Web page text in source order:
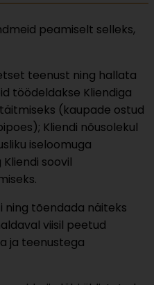
peamiselt selleks,
teenust ning hallata
töödeldakse Kliendiga
(kaupade ostud
Kliendi nõusolekul
iseloomuga
soovil
ning tõendada näiteks
viisil peetud
ja teenustega